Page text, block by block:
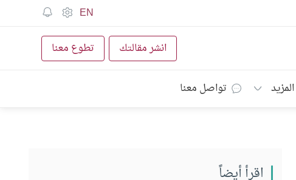
EN
انشر مقالتك تطوع معنا
المزيد تواصل معنا
اقرأ أيضاً